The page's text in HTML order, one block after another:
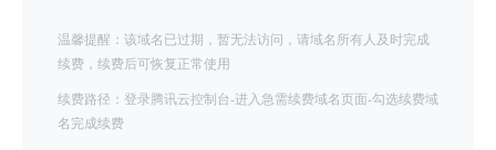
温馨提醒：该域名已过期，暂无法访问，请域名所有人及时完成
续费，续费后可恢复正常使用
续费路径：登录腾讯云控制台-进入急需续费域名页面-勾选续费域
名完成续费